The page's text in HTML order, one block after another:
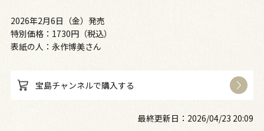
2026年2月6日（金）発売
特別価格：1730円（税込）
表紙の人：永作博美さん
宝島チャンネルで購入する
最終更新日： 2026/04/23 20:09